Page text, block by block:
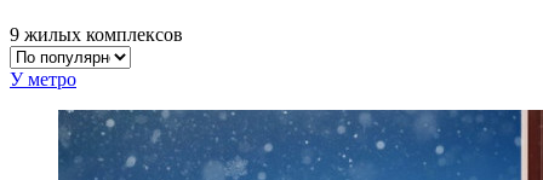
9 жилых комплексов
У метро